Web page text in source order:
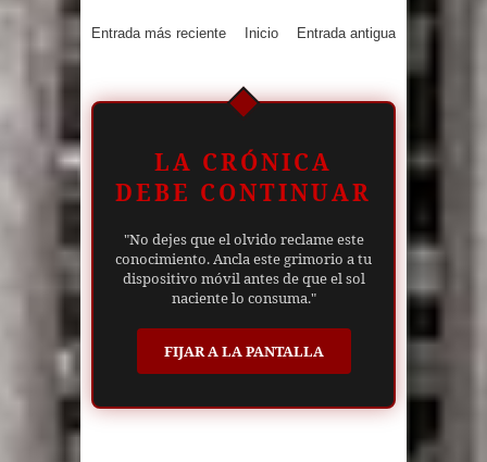
Entrada más reciente Entrada antigua
Inicio
LA CRÓNICA
DEBE CONTINUAR
"No dejes que el olvido reclame este
conocimiento. Ancla este grimorio a tu
dispositivo móvil antes de que el sol
naciente lo consuma."
FIJAR A LA PANTALLA